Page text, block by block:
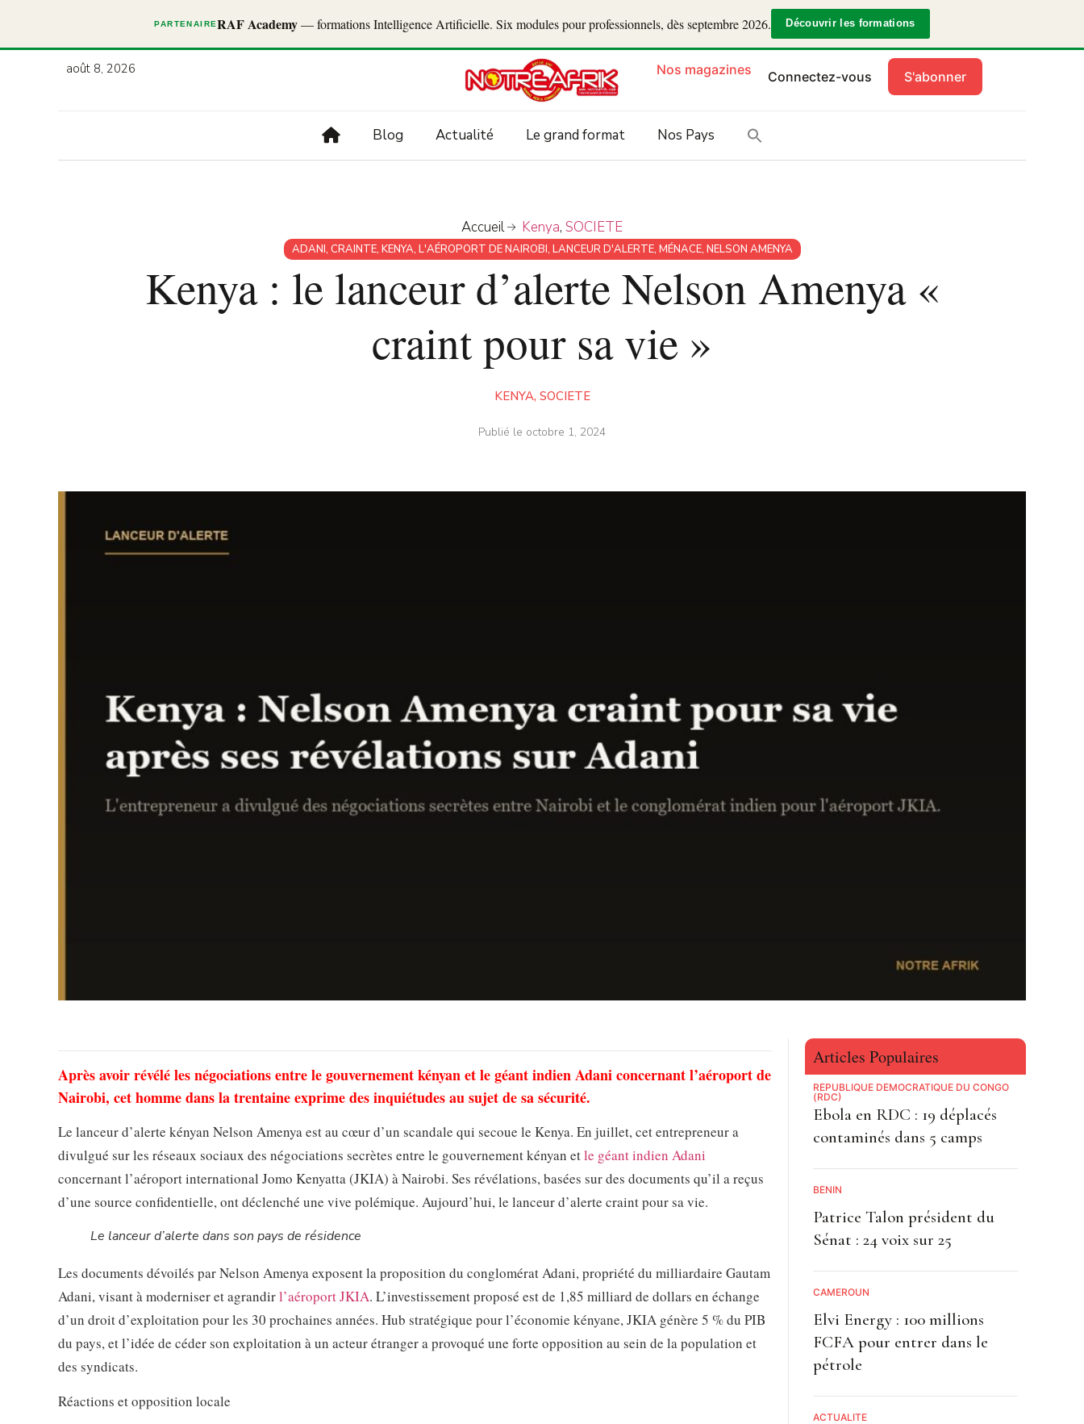
PARTENAIRERAF Academy— formations Intelligence Artificielle. Six modules pour professionnels, dès septembre 2026. Découvrir les formations
août 8, 2026 Nos magazines Connectez-vous S'abonner
Blog Actualité Le grand format Nos Pays
Accueil Kenya,SOCIETE
ADANI, CRAINTE, KENYA, L'AÉROPORT DE NAIROBI, LANCEUR D'ALERTE, MÉNACE, NELSON AMENYA
Kenya : le lanceur d’alerte Nelson Amenya «
craint pour sa vie »
KENYA, SOCIETE
Publié le octobre 1, 2024
Après avoir révélé les négociations entre le gouvernement kényan et le géant indien Adani concernant l’aéroport de
Nairobi, cet homme dans la trentaine exprime des inquiétudes au sujet de sa sécurité.
Le lanceur d’alerte kényan Nelson Amenya est au cœur d’un scandale qui secoue le Kenya. En juillet, cet entrepreneur a
divulgué sur les réseaux sociaux des négociations secrètes entre le gouvernement kényan etle géant indien Adani
concernant l’aéroport international Jomo Kenyatta (JKIA) à Nairobi. Ses révélations, basées sur des documents qu’il a reçus
d’une source confidentielle, ont déclenché une vive polémique. Aujourd’hui, le lanceur d’alerte craint pour sa vie.
Le lanceur d’alerte dans son pays de résidence
Les documents dévoilés par Nelson Amenya exposent la proposition du conglomérat Adani, propriété du milliardaire Gautam
Adani, visant à moderniser et agrandirl’aéroport JKIA. L’investissement proposé est de 1,85 milliard de dollars en échange
d’un droit d’exploitation pour les 30 prochaines années. Hub stratégique pour l’économie kényane, JKIA génère 5 % du PIB
du pays, et l’idée de céder son exploitation à un acteur étranger a provoqué une forte opposition au sein de la population et
des syndicats.
Réactions et opposition locale
Articles Populaires
RÉPUBLIQUE DÉMOCRATIQUE DU CONGO
(RDC)
Ebola en RDC : 19 déplacés
contaminés dans 5 camps
BÉNIN
Patrice Talon président du
Sénat : 24 voix sur 25
CAMEROUN
Elvi Energy : 100 millions
FCFA pour entrer dans le
pétrole
ACTUALITE